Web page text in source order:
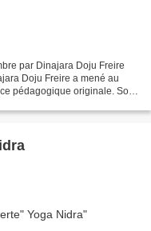
par Dinajara Doju Freire
Doju Freire a mené au
pédagogique originale. Son